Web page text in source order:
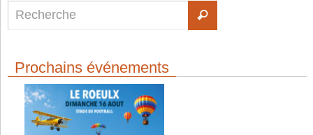
Prochains événements